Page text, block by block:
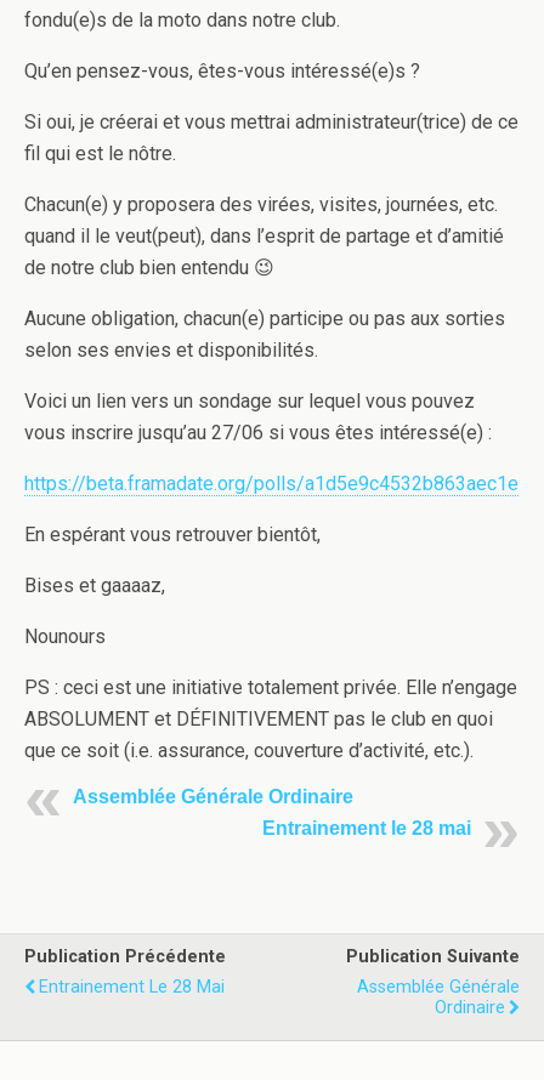
fondu(e)s de la moto dans notre club.
Qu’en pensez-vous, êtes-vous intéressé(e)s ?
Si oui, je créerai et vous mettrai administrateur(trice) de ce
fil qui est le nôtre.
Chacun(e) y proposera des virées, visites, journées, etc.
quand il le veut(peut), dans l’esprit de partage et d’amitié
de notre club bien entendu 😉
Aucune obligation, chacun(e) participe ou pas aux sorties
selon ses envies et disponibilités.
Voici un lien vers un sondage sur lequel vous pouvez
vous inscrire jusqu’au 27/06 si vous êtes intéressé(e) :
https://beta.framadate.org/polls/a1d5e9c4532b863aec1e
En espérant vous retrouver bientôt,
Bises et gaaaaz,
Nounours
PS : ceci est une initiative totalement privée. Elle n’engage
ABSOLUMENT et DÉFINITIVEMENT pas le club en quoi
que ce soit (i.e. assurance, couverture d’activité, etc.).
Assemblée Générale Ordinaire
Entrainement le 28 mai
Publication Précédente
Entrainement Le 28 Mai
Publication Suivante
Assemblée Générale
Ordinaire